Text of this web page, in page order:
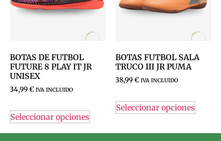
BOTAS DE FUTBOL
FUTURE 8 PLAY IT JR
UNISEX
34,99€ IVA INCLUIDO
Seleccionar opciones
BOTAS FUTBOL SALA
TRUCO III JR PUMA
38,99€ IVA INCLUIDO
Seleccionar opciones